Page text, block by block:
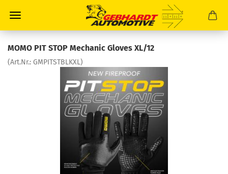
MOMO PIT STOP Mechanic Gloves XL/12
(Art.Nr.: GMPITSTBLKXL)